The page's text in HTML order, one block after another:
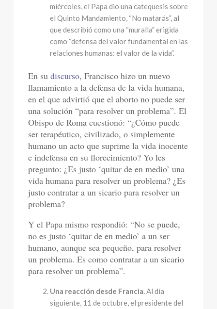
miércoles, el Papa dio una catequesis sobre
el Quinto Mandamiento, “No matarás”, al
que describió como una “muralla” erigida
como “defensa del valor fundamental en las
relaciones humanas: el valor de la vida”.
En sudiscurso, Francisco hizo un nuevo
llamamiento a la defensa de la vida humana,
en el que advirtió que el aborto no puede ser
una solución “para resolver un problema”. El
Obispo de Roma cuestionó: “¿Cómo puede
ser terapéutico, civilizado, o simplemente
humano un acto que suprime la vida inocente
e indefensa en su florecimiento? Yo les
pregunto: ¿Es justo ‘quitar de en medio’ una
vida humana para resolver un problema? ¿Es
justo contratar a un sicario para resolver un
problema?
Y el Papa mismo respondió: “No se puede,
no es justo ‘quitar de en medio’ a un ser
humano, aunque sea pequeño, para resolver
un problema. Es como contratar a un sicario
para resolver un problema”.
Una reacción desde Francia. Al día
siguiente, 11 de octubre, el presidente del